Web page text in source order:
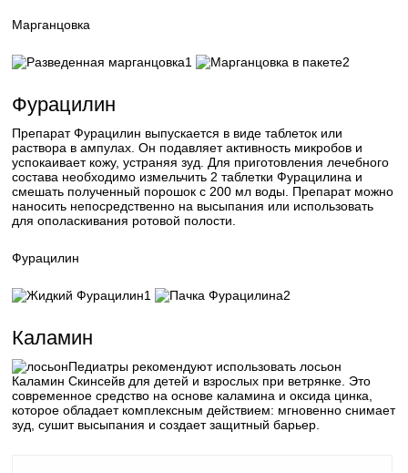
Марганцовка
1 2
Фурацилин
Препарат Фурацилин выпускается в виде таблеток или
раствора в ампулах. Он подавляет активность микробов и
успокаивает кожу, устраняя зуд. Для приготовления лечебного
состава необходимо измельчить 2 таблетки Фурацилина и
смешать полученный порошок с 200 мл воды. Препарат можно
наносить непосредственно на высыпания или использовать
для ополаскивания ротовой полости.
Фурацилин
1 2
Каламин
Педиатры рекомендуют использовать лосьон
Каламин Скинсейв для детей и взрослых при ветрянке. Это
современное средство на основе каламина и оксида цинка,
которое обладает комплексным действием: мгновенно снимает
зуд, сушит высыпания и создает защитный барьер.